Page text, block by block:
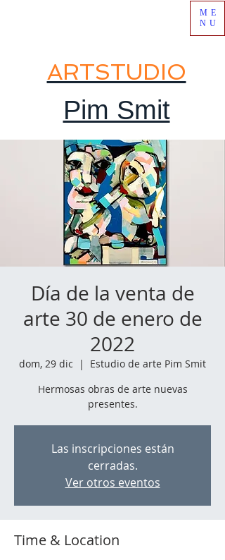
ARTSTUDIO
Pim Smit
ME
NU
Día de la venta de
arte 30 de enero de
2022
dom, 29 dic
  |
Estudio de arte Pim Smit
Hermosas obras de arte nuevas
presentes.
Las inscripciones están
cerradas.
Ver otros eventos
Time & Location